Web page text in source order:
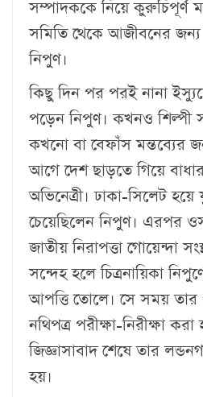
সম্পাদককে নিয়ে কুরুচিপূর্ণ
সমিতি থেকে আজীবনের জন্য
নিপুণ।
কিছু দিন পর পরই নানা
পড়েন নিপুণ। কখনও শিল্পী
কখনো বা বেফাঁস মন্তব্যের
আগে দেশ ছাড়তে গিয়ে
অভিনেত্রী। ঢাকা-সিলেট হয়ে
চেয়েছিলেন নিপুণ। এরপর
জাতীয় নিরাপত্তা গোয়েন্দা
সন্দেহ হলে চিত্রনায়িকা
আপত্তি তোলে। সে সময় তার
নথিপত্র পরীক্ষা-নিরীক্ষা
জিজ্ঞাসাবাদ শেষে তার
হয়।